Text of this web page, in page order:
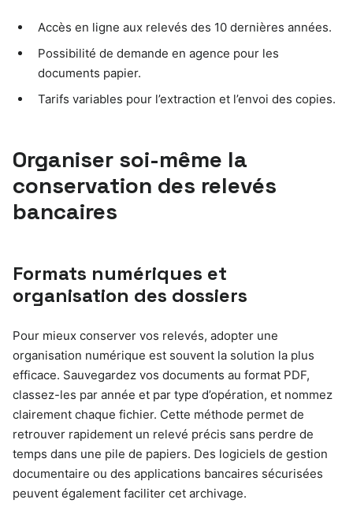
Accès en ligne aux relevés des 10 dernières années.
Possibilité de demande en agence pour les
documents papier.
Tarifs variables pour l’extraction et l’envoi des copies.
Organiser soi-même la
conservation des relevés
bancaires
Formats numériques et
organisation des dossiers
Pour mieux conserver vos relevés, adopter une
organisation numérique est souvent la solution la plus
efficace. Sauvegardez vos documents au format PDF,
classez-les par année et par type d’opération, et nommez
clairement chaque fichier. Cette méthode permet de
retrouver rapidement un relevé précis sans perdre de
temps dans une pile de papiers. Des logiciels de gestion
documentaire ou des applications bancaires sécurisées
peuvent également faciliter cet archivage.